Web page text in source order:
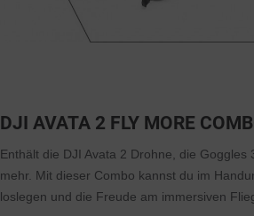
DJI AVATA 2 FLY MORE
Enthält die DJI Avata 2 Drohne, die Goggles
mehr. Mit dieser Combo kannst du im
loslegen und die Freude am immersiven